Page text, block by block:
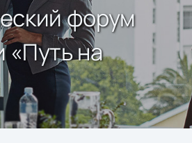
форум
на